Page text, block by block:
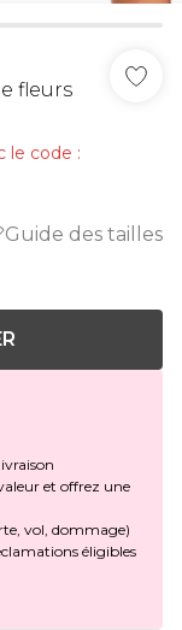
fleurs
le code :
Guide des tailles
et offrez une
vol, dommage)
éligibles